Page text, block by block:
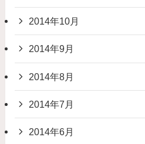
2014年10月
2014年9月
2014年8月
2014年7月
2014年6月